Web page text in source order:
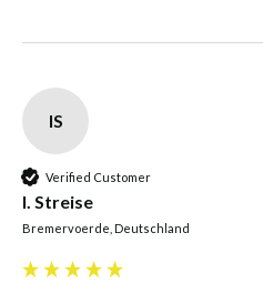
IS
Verified Customer
I. Streise
Bremervoerde, Deutschland